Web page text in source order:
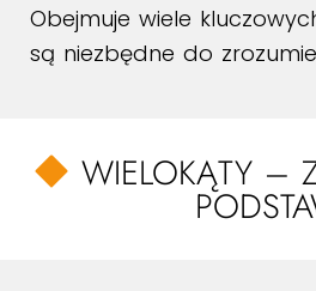
Obejmuje wiele
są niezbędne do
WIELOKĄTY –